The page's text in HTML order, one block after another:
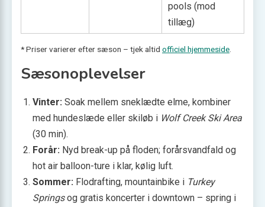
pools (mod
tillæg)
* Priser varierer efter sæson – tjek altid officiel hjemmeside
Sæsonoplevelser
Vinter: Soak mellem sneklædte elme, kombiner
med hundeslæde eller skiløb i Wolf Creek Ski Area
(30 min).
Forår: Nyd break-up på floden; forårsvandfald og
hot air balloon-ture i klar, kølig luft.
Sommer: Flodrafting, mountainbike i Turkey
Springsog gratis koncerter i downtown – spring i